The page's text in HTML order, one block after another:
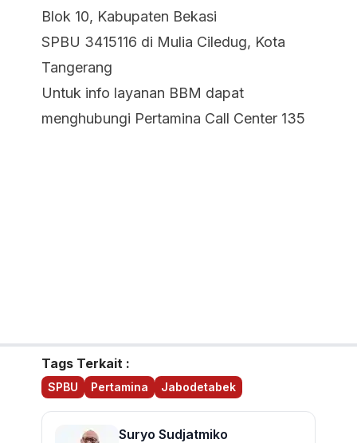
Blok 10, Kabupaten Bekasi
SPBU 3415116 di Mulia Ciledug, Kota
Tangerang
Untuk info layanan BBM dapat
menghubungi Pertamina Call Center 135
Tags Terkait :
SPBU Pertamina Jabodetabek
Suryo Sudjatmiko